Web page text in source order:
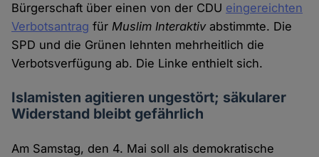
Bürgerschaft über einen von der CDU eingereichten
Verbotsantrag fürMuslim Interaktivabstimmte. Die
SPD und die Grünen lehnten mehrheitlich die
Verbotsverfügung ab. Die Linke enthielt sich.
Islamisten agitieren ungestört; säkularer
Widerstand bleibt gefährlich
Am Samstag, den 4. Mai soll als demokratische